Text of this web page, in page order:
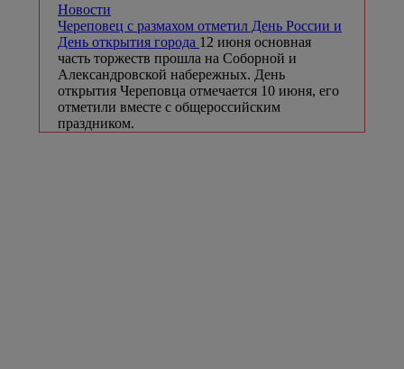
Новости
Череповец с размахом отметил День России и
День открытия города 12 июня основная
часть торжеств прошла на Соборной и
Александровской набережных. День
открытия Череповца отмечается 10 июня, его
отметили вместе с общероссийским
праздником.